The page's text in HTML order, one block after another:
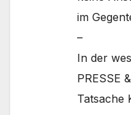
im
–
In der
PRESSE
Tatsache